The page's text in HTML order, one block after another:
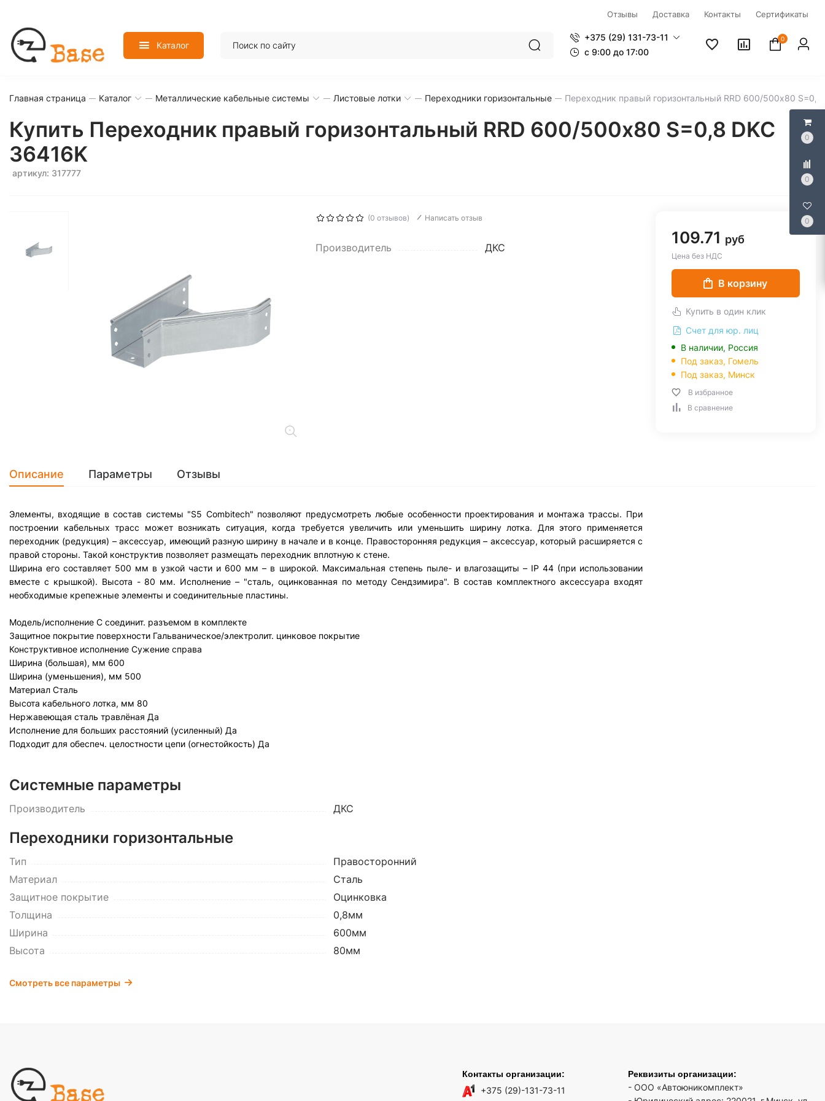
0
0
0
Отзывы Доставка Контакты Сертификаты
Каталог
+375 (29) 131-73-11
c 9:00 до 17:00
0
Главная страница Каталог Металлические кабельные системы Листовые лотки Переходники горизонтальные Переходник правый горизонтальный RRD 600/500х80 S=0,8
Купить Переходник правый горизонтальный RRD 600/500х80 S=0,8 DKC
36416K
артикул: 317777
(0 отзывов) Написать отзыв
Производитель ДКС
109.71 руб
Цена без НДС
В корзину
Купить в один клик
Счет для юр. лиц
В наличии, Россия
Под заказ, Гомель
Под заказ, Минск
В избранное
В сравнение
Описание Параметры Отзывы
Элементы, входящие в состав системы "S5 Combitech" позволяют предусмотреть любые особенности проектирования и монтажа трассы. При
построении кабельных трасс может возникать ситуация, когда требуется увеличить или уменьшить ширину лотка. Для этого применяется
переходник (редукция) – аксессуар, имеющий разную ширину в начале и в конце. Правосторонняя редукция – аксессуар, который расширяется с
правой стороны. Такой конструктив позволяет размещать переходник вплотную к стене.
Ширина его составляет 500 мм в узкой части и 600 мм – в широкой. Максимальная степень пыле- и влагозащиты – IP 44 (при использовании
вместе с крышкой). Высота - 80 мм. Исполнение – "сталь, оцинкованная по методу Сендзимира". В состав комплектного аксессуара входят
необходимые крепежные элементы и соединительные пластины.
Модель/исполнение С соединит. разъемом в комплекте
Защитное покрытие поверхности Гальваническое/электролит. цинковое покрытие
Конструктивное исполнение Сужение справа
Ширина (большая), мм 600
Ширина (уменьшения), мм 500
Материал Сталь
Высота кабельного лотка, мм 80
Нержавеющая сталь травлёная Да
Исполнение для больших расстояний (усиленный) Да
Подходит для обеспеч. целостности цепи (огнестойкость) Да
Системные параметры
Производитель ДКС
Переходники горизонтальные
Тип
Правосторонний
Материал
Сталь
Защитное покрытие
Оцинковка
Толщина
0,8мм
Ширина
600мм
Высота
80мм
Смотреть все параметры
Контакты организации:
+375 (29)-131-73-11
Реквизиты организации:
- ООО «Автоюникомплект»